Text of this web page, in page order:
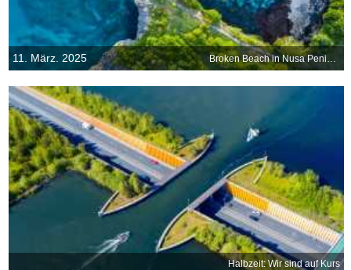
11. März. 2025
Halbzeit: Wir sind auf Kurs